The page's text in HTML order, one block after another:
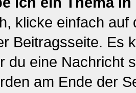
klicke einfach
Beitragsseite. Es
du eine Nachricht
am Ende der